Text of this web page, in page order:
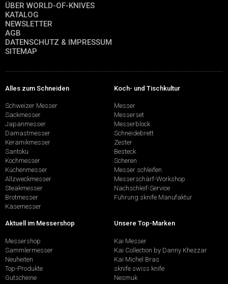
ÜBER WORLD-OF-KNIVES
KATALOG
NEWSLETTER
AGB
DATENSCHUTZ & IMPRESSUM
SITEMAP
Alles zum Schneiden
Schweizer Messer
Sackmesser
Japanmesser
Damastmesser
Keramikmesser
Santoku
Kochmesser
Küchenmesser
Allzweckmesser
Steakmesser
Brotmesser
Käsemesser
Koch- und Tischkultur
Messer
Messerset
Messerblock
Schneidebrett
Zester
Besteck
Scheren
Messer schleifen
Messerschärf-Workshop
Nachschleif-Service
Führung sknife Manufaktur
Aktuell im Messershop
Messershop
Sammlermesser
Neuheiten
Top-Produkte
Gutscheine
Unsere Top-Marken
Kai Messer
Kai Collection by Danny Khezzar
Kai Michel Bras
sknife swiss knife
Nesmuk